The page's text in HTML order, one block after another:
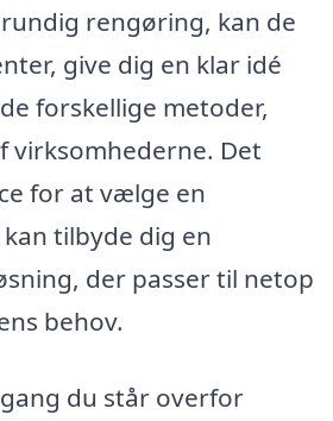
rengøring, kan de
give dig en klar idé
forskellige metoder,
virksomhederne. Det
for at vælge en
tilbyde dig en
der passer til netop
behov.
du står overfor